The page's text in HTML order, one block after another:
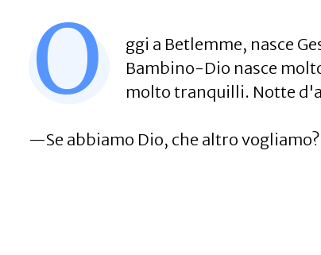
O
ggi a Betlemme, nasce
Bambino-Dio nasce
molto tranquilli. Notte
—Se abbiamo Dio, che altro vogliamo?